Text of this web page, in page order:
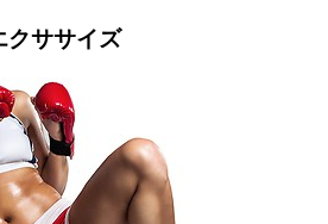
クササイズ